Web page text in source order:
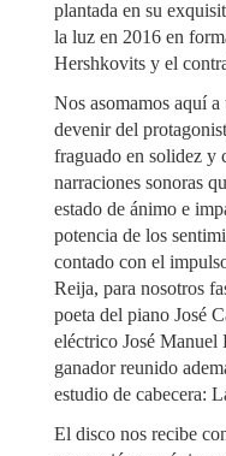
plantada en su
la luz en 2016 en
Hershkovits y el
Nos asomamos aquí
devenir del
fraguado en solidez y
narraciones sonoras
estado de ánimo e
potencia de los
contado con el
Reija, para nosotros
poeta del piano José
eléctrico José Manuel
ganador reunido
estudio de cabecera:
El disco nos recibe